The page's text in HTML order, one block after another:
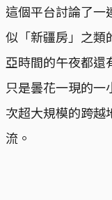
這個平台討論了一
似「新疆房」之類
亞時間的午夜都還
只是曇花一現的
次超大規模的跨越
流。